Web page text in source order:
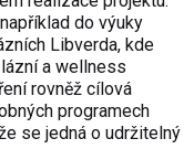
do výuky
Libverda, kde
a wellness
rovněž cílová
programech
se jedná o udržitelný